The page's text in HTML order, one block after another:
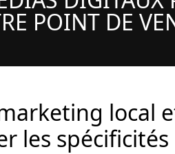
POINT DE
local
les spécificités